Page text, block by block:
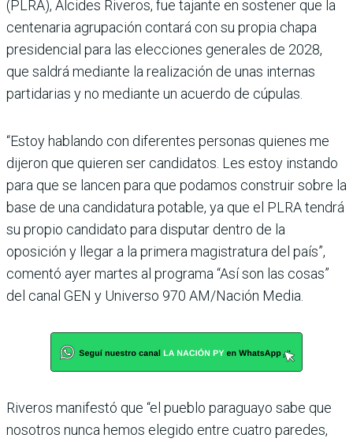
(PLRA), Alcides Riveros, fue tajante en sostener que la
cen­tenaria agrupación contará con su propia chapa
presi­dencial para las elecciones generales de 2028,
que sal­drá mediante la realización de unas internas
partidarias y no mediante un acuerdo de cúpulas.
“Estoy hablando con diferen­tes personas quienes me
dije­ron que quieren ser candida­tos. Les estoy instando
para que se lancen para que poda­mos construir sobre la
base de una candidatura potable, ya que el PLRA tendrá
su pro­pio candidato para disputar dentro de la
oposición y llegar a la primera magistratura del país”,
comentó ayer martes al programa “Así son las cosas”
del canal GEN y Universo 970 AM/Nación Media.
Riveros manifestó que “el pueblo paraguayo sabe que
nosotros nunca hemos ele­gido entre cuatro paredes,